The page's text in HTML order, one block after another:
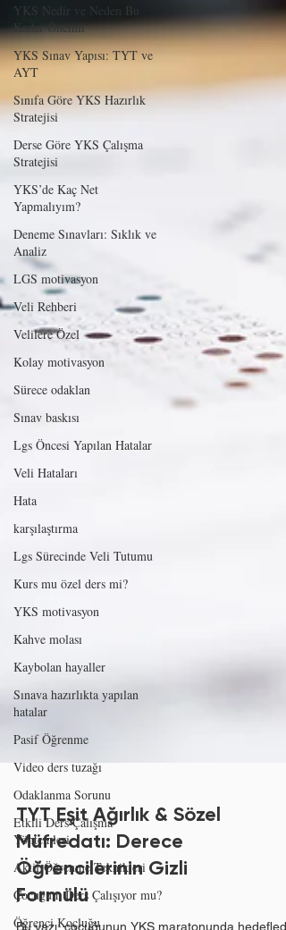
YKS Nedir ve Neden Bu
Kadar Önemli
YKS Sınav Yapısı: TYT ve
AYT
Sınıfa Göre YKS Hazırlık
Stratejisi
Derse Göre YKS Çalışma
Stratejisi
YKS’de Kaç Net
Yapmalıyım?
Deneme Sınavları: Sıklık ve
Analiz
LGS motivasyon
Veli Rehberi
Velilere Özel
Kolay motivasyon
Sürece odaklan
Sınav baskısı
Lgs Öncesi Yapılan Hatalar
Veli Hataları
Hata
karşılaştırma
Lgs Sürecinde Veli Tutumu
Kurs mu özel ders mi?
YKS motivasyon
Kahve molası
Kaybolan hayaller
Sınava hazırlıkta yapılan
hatalar
Pasif Öğrenme
Video ders tuzağı
Odaklanma Sorunu
Etkili Ders Çalışma
Yöntemleri
Aktif Öğrenme Teknikleri
Çocuğum Ders Çalışıyor mu?
Öğrenci Koçluğu
TYT Eşit Ağırlık & Sözel
Müfredatı: Derece
Öğrencilerinin Gizli